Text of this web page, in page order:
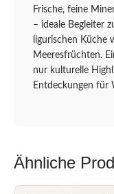
Frische, feine
– ideale Begleiter
ligurischen Küche
Meeresfrüchten.
nur kulturelle
Entdeckungen für
Ähnliche